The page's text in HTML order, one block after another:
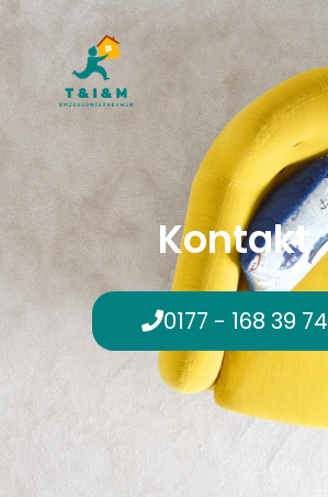
Kontakt
0177 - 168 39 74